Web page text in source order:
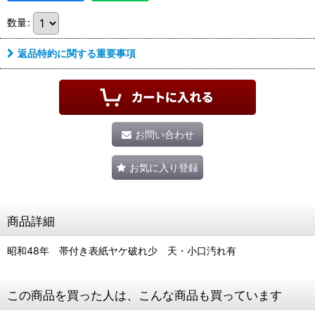
数量:
返品特約に関する重要事項
お問い合わせ
お気に入り登録
商品詳細
昭和48年 帯付き表紙ヤケ破れ少 天・小口汚れ有
この商品を買った人は、こんな商品も買っています